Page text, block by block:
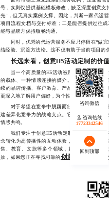
号，实则仅提供基础模板修改，缺乏深度创意支
光”，但无真实案例支撑。因此，判断一家代运
项目流程文档与交付标准；二是能否提供过往
能与品牌方保持顺畅沟通。
同时，优秀的代运营服务不应只停留在“做完
结经验、沉淀方法论。这不仅有助于当前项目
长远来看，创意H5活动定制的价
当一个高质量的H5活动被用户主动转发、反
的载体、一种情感连接的媒介。长期积累下来
续的品牌传播、客户教育、产品演示等场景。
更深入地了解用户偏好，为个性化推荐、精准营
对于希望在竞争中脱颖而出的品牌而言，创
建差异化竞争力的战略支点。它让有限的预算
情感共鸣。
我们专注于创意H5活动定制代运营服务，拥
念转化为高传播性的互动体验，已成功助力数
售、教育、文旅等多个领域，始终坚持以结果
效，如果您正在寻找可靠的创意H5活动定
咨询热线
17723342546
回到顶部